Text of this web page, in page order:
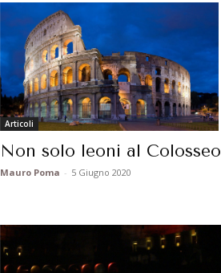
Articoli
Non solo leoni al Colosseo
Mauro Poma - 5 Giugno 2020